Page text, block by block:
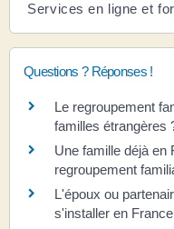
Services en ligne et
Questions ? Réponses !
Le regroupement
familles étrangères
Une famille déjà en
regroupement
L'époux ou
s'installer en